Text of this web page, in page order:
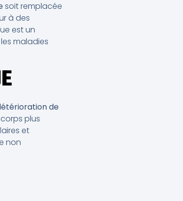
soit remplacée
à des
est un
maladies
de
plus
et
non